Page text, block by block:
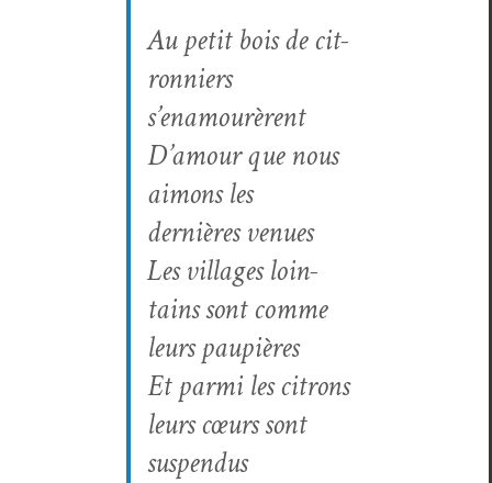
Au petit bois de cit­
ron­niers
s’enamourèrent
D’amour que nous
aimons les
dernières venues
Les vil­lages loin­
tains sont comme
leurs paupières
Et par­mi les cit­rons
leurs cœurs sont
suspendus